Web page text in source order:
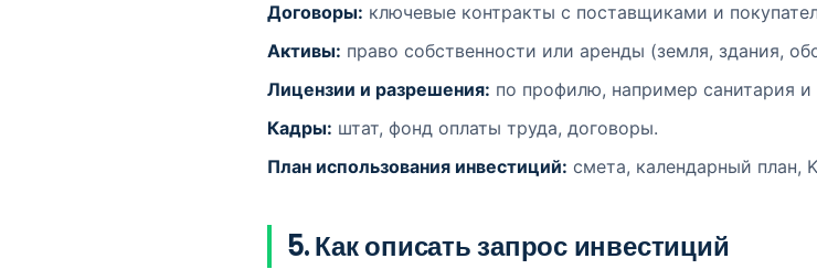
Договоры: ключевые контракты с поставщиками и
Активы: право собственности или аренды (земля, здания,
Лицензии и разрешения: по профилю, например санитария и
Кадры: штат, фонд оплаты труда, договоры.
План использования инвестиций: смета, календарный план,
5. Как описать запрос инвестиций